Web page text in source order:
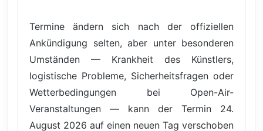
Termine ändern sich nach der offiziellen
Ankündigung selten, aber unter besonderen
Umständen — Krankheit des Künstlers,
logistische Probleme, Sicherheitsfragen oder
Wetterbedingungen bei Open-Air-
Veranstaltungen — kann der Termin 24.
August 2026 auf einen neuen Tag verschoben